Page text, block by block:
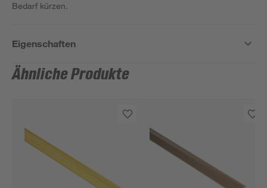
Bedarf kürzen.
Eigenschaften
Ähnliche Produkte